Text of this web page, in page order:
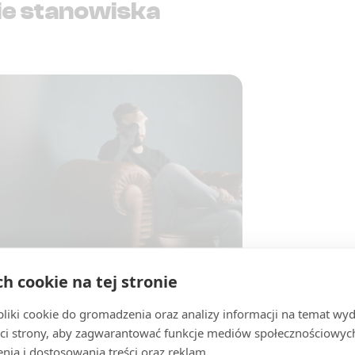
cookie na tej stronie
cookie do gromadzenia oraz analizy informacji na temat
strony, aby zagwarantować funkcje mediów
i dostosowania treści oraz reklam.
stanowiska
Psychicznego
jest równie ważne, co fizyczne. Oba te
połączone i wzajemnie na siebie wpływają.
radzi sobie jednak w świecie zdominowanym